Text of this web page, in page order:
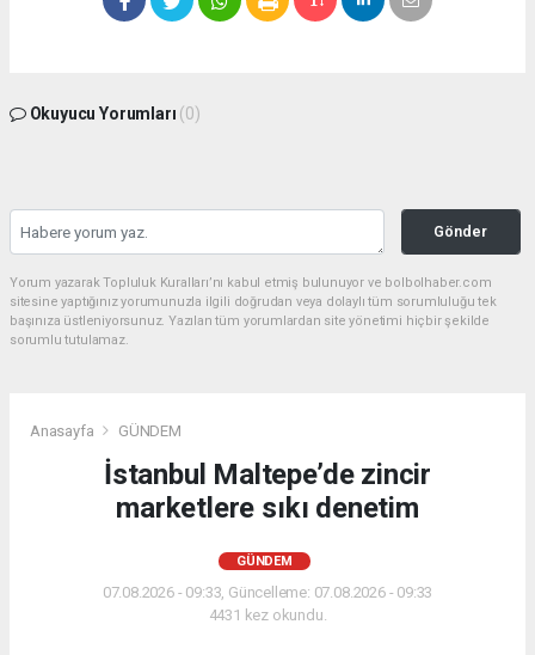
Okuyucu Yorumları (0)
Gönder
Yorum yazarak Topluluk Kuralları’nı kabul etmiş bulunuyor ve bolbolhaber.com
sitesine yaptığınız yorumunuzla ilgili doğrudan veya dolaylı tüm sorumluluğu tek
başınıza üstleniyorsunuz. Yazılan tüm yorumlardan site yönetimi hiçbir şekilde
sorumlu tutulamaz.
Anasayfa GÜNDEM
İstanbul Maltepe’de zincir
marketlere sıkı denetim
GÜNDEM
07.08.2026 - 09:33, Güncelleme: 07.08.2026 - 09:33
4431 kez okundu.